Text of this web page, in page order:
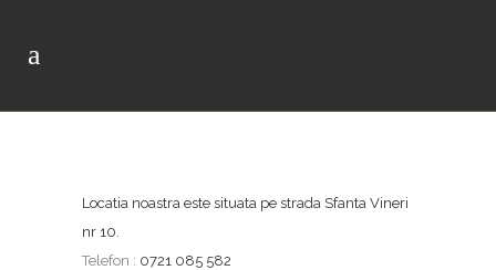
Locatia noastra este situata pe strada Sfanta Vineri
nr 10.
Telefon : 0721 085 582